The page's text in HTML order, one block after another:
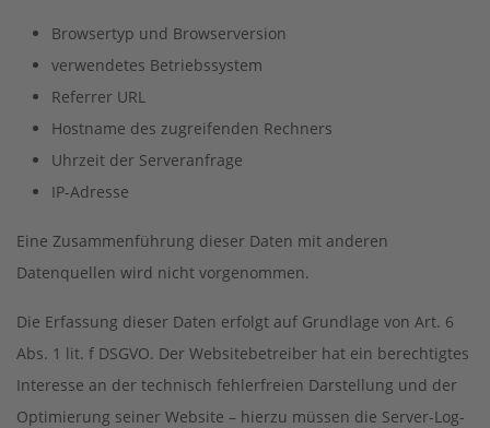
Browsertyp und Browserversion
verwendetes Betriebssystem
Referrer URL
Hostname des zugreifenden Rechners
Uhrzeit der Serveranfrage
IP-Adresse
Eine Zusammenführung dieser Daten mit anderen
Datenquellen wird nicht vorgenommen.
Die Erfassung dieser Daten erfolgt auf Grundlage von Art. 6
Abs. 1 lit. f DSGVO. Der Websitebetreiber hat ein berechtigtes
Interesse an der technisch fehlerfreien Darstellung und der
Optimierung seiner Website – hierzu müssen die Server-Log-